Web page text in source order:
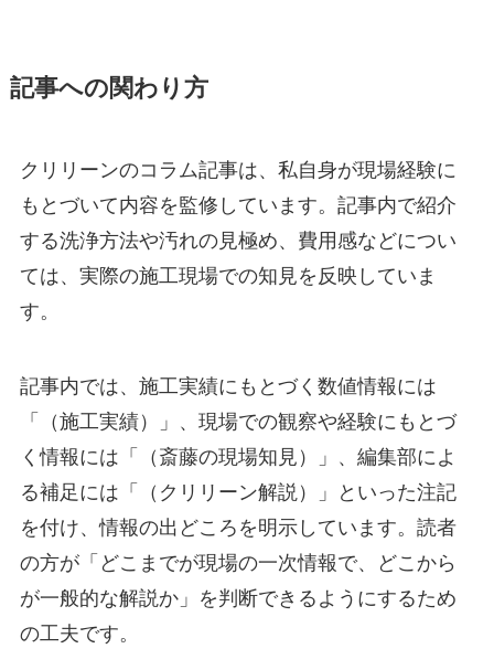
記事への関わり方
クリリーンのコラム記事は、私自身が現場経験に
もとづいて内容を監修しています。記事内で紹介
する洗浄方法や汚れの見極め、費用感などについ
ては、実際の施工現場での知見を反映していま
す。
記事内では、施工実績にもとづく数値情報には
「（施工実績）」、現場での観察や経験にもとづ
く情報には「（斎藤の現場知見）」、編集部によ
る補足には「（クリリーン解説）」といった注記
を付け、情報の出どころを明示しています。読者
の方が「どこまでが現場の一次情報で、どこから
が一般的な解説か」を判断できるようにするため
の工夫です。